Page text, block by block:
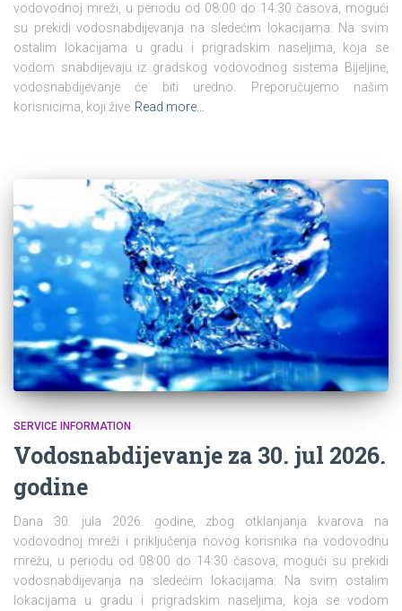
vodovodnoj mreži, u periodu od 08:00 do 14:30 časova, mogući
su prekidi vodosnabdijevanja na sledećim lokacijama: Na svim
ostalim lokacijama u gradu i prigradskim naseljima, koja se
vodom snabdijevaju iz gradskog vodovodnog sistema Bijeljine,
vodosnabdijevanje će biti uredno. Preporučujemo našim
korisnicima, koji žive Read more…
SERVICE INFORMATION
Vodosnabdijevanje za 30. jul 2026.
godine
Dana 30. jula 2026. godine, zbog otklanjanja kvarova na
vodovodnoj mreži i priključenja novog korisnika na vodovodnu
mrežu, u periodu od 08:00 do 14:30 časova, mogući su prekidi
vodosnabdijevanja na sledećim lokacijama: Na svim ostalim
lokacijama u gradu i prigradskim naseljima, koja se vodom